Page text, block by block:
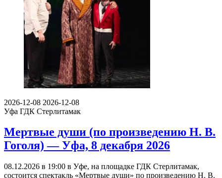
2026-12-08 2026-12-08
Уфа ГДК Стерлитамак
Мертвые души (по произведению Н. В.
Гоголя) — Уфа, 8 декабря 2026
08.12.2026 в 19:00 в Уфе, на площадке ГДК Стерлитамак,
состоится спектакль «Мертвые души» по произведению Н. В.